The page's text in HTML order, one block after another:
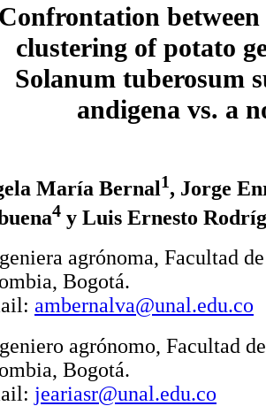
Confrontation
clustering of potato
Solanum tuberosum
andigena vs. a
María Bernal1, Jorge
4 y Luis Ernesto
agrónoma, Facultad
Bogotá.
ambernalva@unal.edu.co
agrónomo, Facultad
Bogotá.
jeariasr@unal.edu.co